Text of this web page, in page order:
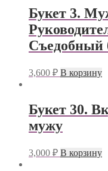
Букет 3.
Съедобный
3,600 ₽ В корзину
Букет 30.
мужу
3,000 ₽ В корзину